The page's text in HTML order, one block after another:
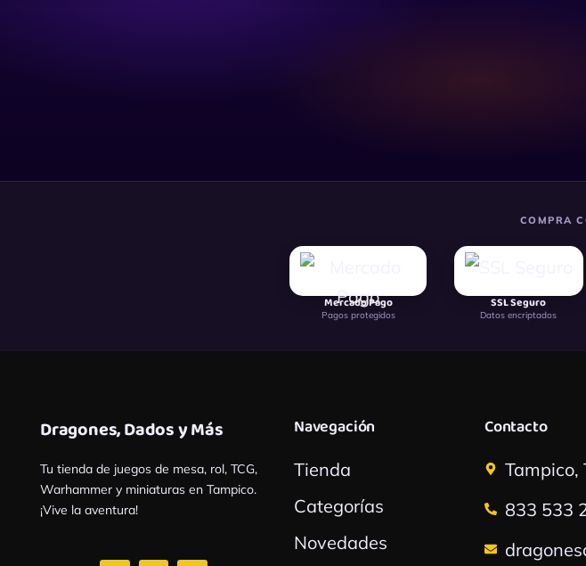
COMPRA
Mercado Pago
Pagos protegidos
SSL Seguro
Datos encriptados
Dragones, Dados y Más
Tu tienda de juegos de mesa, rol, TCG,
Warhammer y miniaturas en Tampico.
¡Vive la aventura!
Navegación
Tienda
Categorías
Novedades
Contacto
Tampico,
833 533